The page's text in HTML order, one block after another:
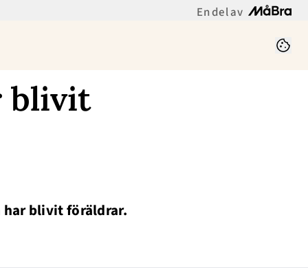
En del av
blivit
har blivit föräldrar.